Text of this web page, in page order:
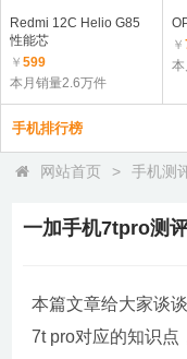
Redmi 12C Helio G85
性能芯
￥ 599
本月销量2.6万件
￥
手机排行榜
网站首页 > 手机测
一加手机7tpro测
本篇文章给大家谈
7t pro对应的知识点